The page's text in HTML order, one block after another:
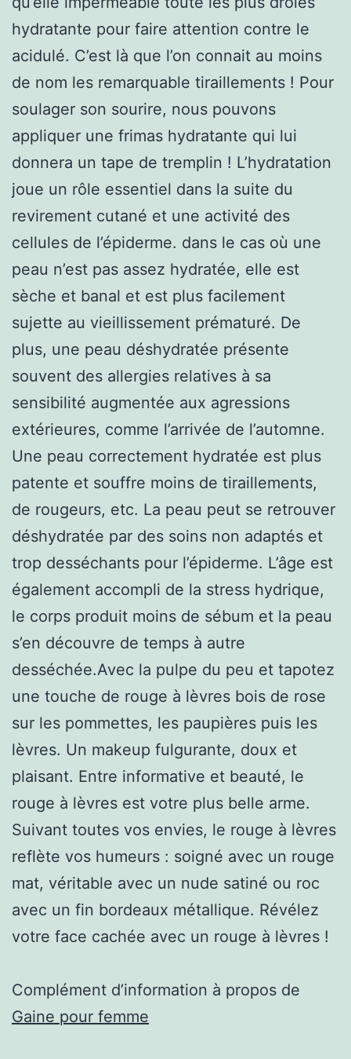
hydratante pour faire attention contre le
acidulé. C’est là que l’on connait au moins
de nom les remarquable tiraillements ! Pour
soulager son sourire, nous pouvons
appliquer une frimas hydratante qui lui
donnera un tape de tremplin ! L’hydratation
joue un rôle essentiel dans la suite du
revirement cutané et une activité des
cellules de l’épiderme. dans le cas où une
peau n’est pas assez hydratée, elle est
sèche et banal et est plus facilement
sujette au vieillissement prématuré. De
plus, une peau déshydratée présente
souvent des allergies relatives à sa
sensibilité augmentée aux agressions
extérieures, comme l’arrivée de l’automne.
Une peau correctement hydratée est plus
patente et souffre moins de tiraillements,
de rougeurs, etc. La peau peut se retrouver
déshydratée par des soins non adaptés et
trop desséchants pour l’épiderme. L’âge est
également accompli de la stress hydrique,
le corps produit moins de sébum et la peau
s’en découvre de temps à autre
desséchée.Avec la pulpe du peu et tapotez
une touche de rouge à lèvres bois de rose
sur les pommettes, les paupières puis les
lèvres. Un makeup fulgurante, doux et
plaisant. Entre informative et beauté, le
rouge à lèvres est votre plus belle arme.
Suivant toutes vos envies, le rouge à lèvres
reflète vos humeurs : soigné avec un rouge
mat, véritable avec un nude satiné ou roc
avec un fin bordeaux métallique. Révélez
votre face cachée avec un rouge à lèvres !
Complément d’information à propos de
Gaine pour femme